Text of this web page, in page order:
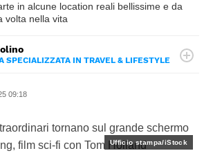
in alcune location reali bellissime e da
volta nella vita
SPECIALIZZATA IN TRAVEL & LIFESTYLE
tutto ma non i road movie, i dolci e il
09:18
Ufficio stampa/iStock